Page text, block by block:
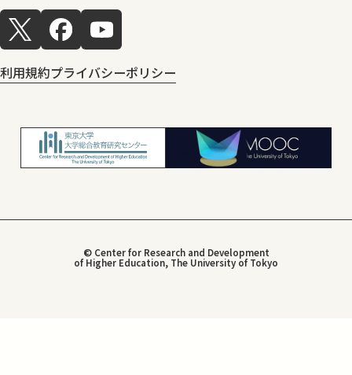
利用規約プライバシーポリシー
© Center for Research and Development
of Higher Education, The University of Tokyo